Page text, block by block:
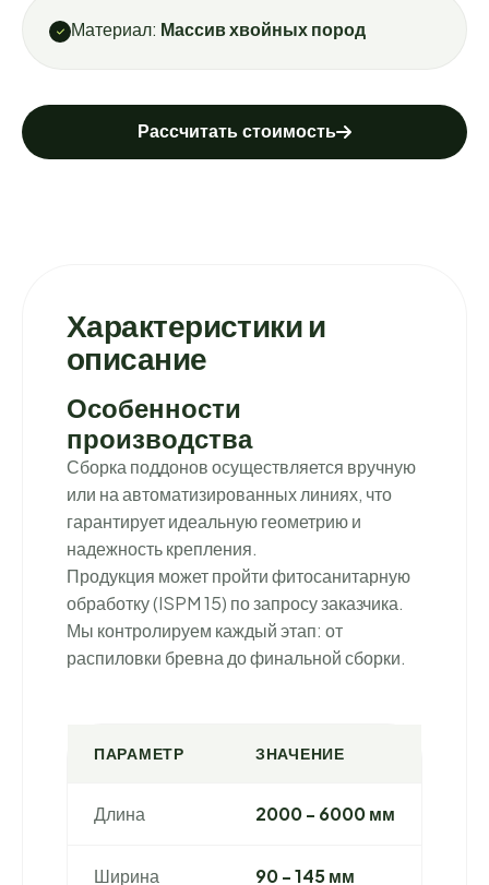
Материал: Массив хвойных пород
Рассчитать стоимость
Характеристики и
описание
Особенности
производства
Сборка поддонов осуществляется вручную
или на автоматизированных линиях, что
гарантирует идеальную геометрию и
надежность крепления.
Продукция может пройти фитосанитарную
обработку (ISPM 15) по запросу заказчика.
Мы контролируем каждый этап: от
распиловки бревна до финальной сборки.
ПАРАМЕТР ЗНАЧЕНИЕ
Длина 2000 - 6000 мм
Ширина 90 - 145 мм